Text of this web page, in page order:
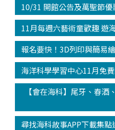
10/31 開館公告及萬聖節優
11月每週六藝術童歡趣 遊
報名要快！3D列印與簡易
海洋科學學習中心11月免
【會在海科】尾牙、春
尋找海科故事APP下載集